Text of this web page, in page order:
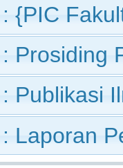
{PIC
Prosiding
Publikasi
Laporan